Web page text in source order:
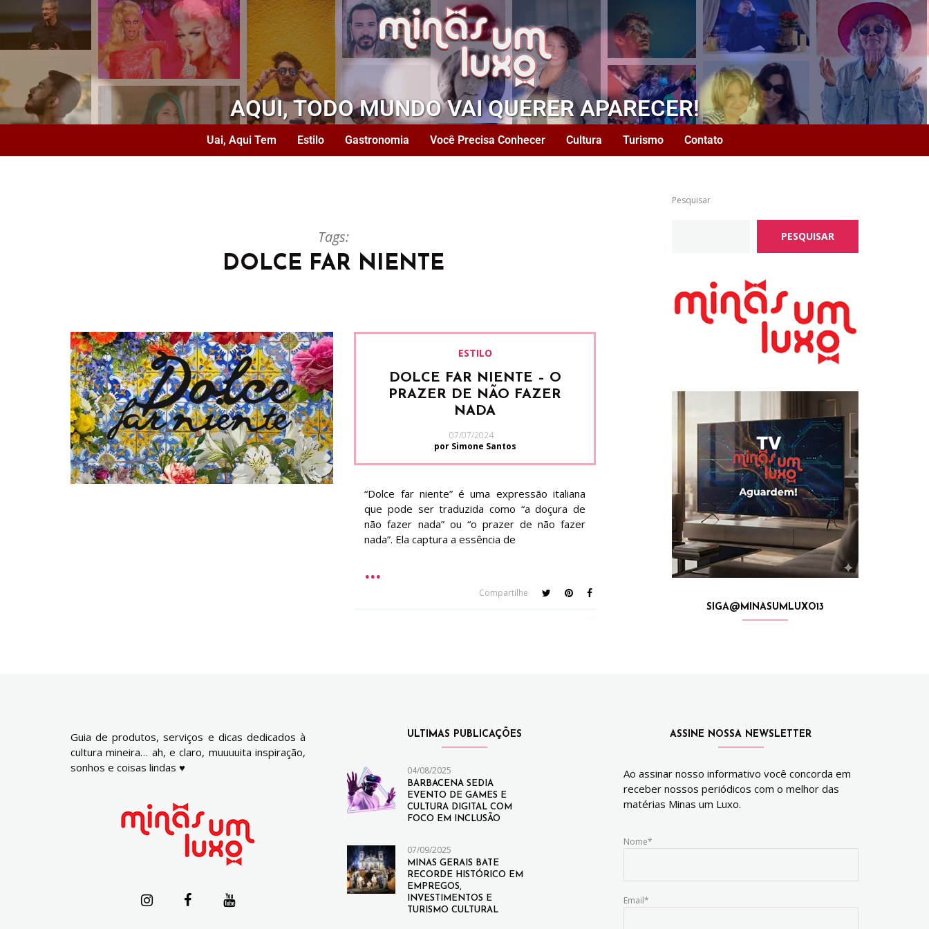
AQUI, TODO MUNDO VAI QUERER APARECER!
Uai, Aqui Tem Estilo Gastronomia Você Precisa Conhecer Cultura Turismo Contato
Tags:
DOLCE FAR NIENTE
ESTILO
DOLCE FAR NIENTE – O
PRAZER DE NÃO FAZER
NADA
07/07/2024
por Simone Santos
“Dolce far niente” é uma expressão italiana
que pode ser traduzida como “a doçura de
não fazer nada” ou “o prazer de não fazer
nada”. Ela captura a essência de
Compartilhe
Pesquisar
PESQUISAR
SIGA@MINASUMLUXO13
Guia de produtos, serviços e dicas dedicados à
cultura mineira… ah, e claro, muuuuita inspiração,
sonhos e coisas lindas ♥
ULTIMAS PUBLICAÇÕES
04/08/2025
BARBACENA SEDIA
EVENTO DE GAMES E
CULTURA DIGITAL COM
FOCO EM INCLUSÃO
07/09/2025
MINAS GERAIS BATE
RECORDE HISTÓRICO EM
EMPREGOS,
INVESTIMENTOS E
TURISMO CULTURAL
ASSINE NOSSA NEWSLETTER
Ao assinar nosso informativo você concorda em
receber nossos periódicos com o melhor das
matérias Minas um Luxo.
Nome*
Email*